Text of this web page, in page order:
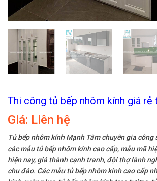
Thi công tủ bếp nhôm kính giá rẻ
Giá: Liên hệ
Tủ bếp nhôm kính Mạnh Tâm chuyên gia
các mẫu tủ bếp nhôm kính cao cấp, mẫu mã
hiện nay, giá thành cạnh tranh, đội thợ lành
chu đáo. Các mẫu tủ bếp nhôm kính cao cấp